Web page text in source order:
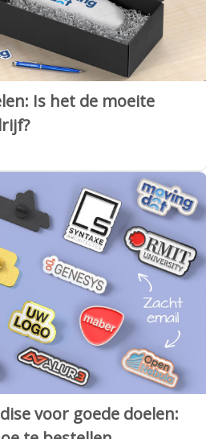
Is het de moeite
voor goede doelen: